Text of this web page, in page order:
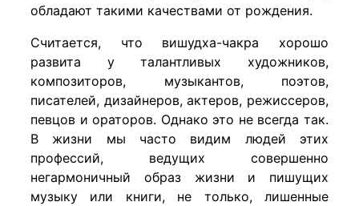
обладают такими качествами от рождения.
Считается, что вишудха-чакра хорошо
развита у талантливых художников,
композиторов, музыкантов, поэтов,
писателей, дизайнеров, актеров, режиссеров,
певцов и ораторов. Однако это не всегда так.
В жизни мы часто видим людей этих
профессий, ведущих совершенно
негармоничный образ жизни и пишущих
музыку или книги, не только, лишенные